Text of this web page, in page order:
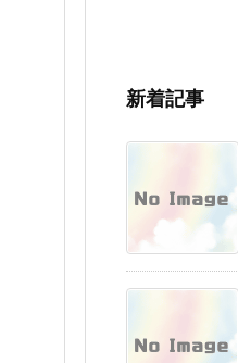
新着記事